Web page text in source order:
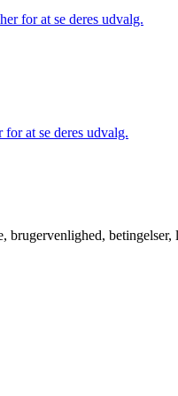
for at se deres udvalg.
at se deres udvalg.
brugervenlighed,